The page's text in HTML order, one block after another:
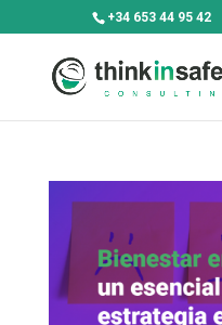
+34 653 44 95 42